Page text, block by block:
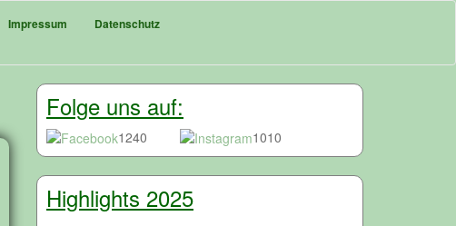
Impressum Datenschutz
Folge uns auf:
1240 1010
Highlights 2025